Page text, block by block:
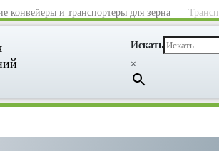
конвейеры и транспортеры для зерна
Искать
×